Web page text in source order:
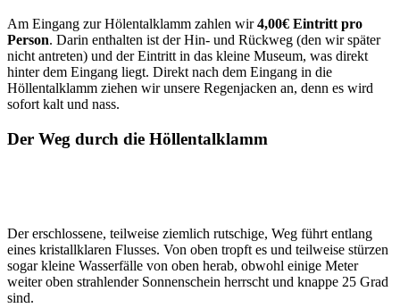
Am Eingang zur Hölentalklamm zahlen wir4,00€ Eintritt pro
Person. Darin enthalten ist der Hin- und Rückweg (den wir später
nicht antreten) und der Eintritt in das kleine Museum, was direkt
hinter dem Eingang liegt. Direkt nach dem Eingang in die
Höllentalklamm ziehen wir unsere Regenjacken an, denn es wird
sofort kalt und nass.
Der Weg durch die Höllentalklamm
Der erschlossene, teilweise ziemlich rutschige, Weg führt entlang
eines kristallklaren Flusses. Von oben tropft es und teilweise stürzen
sogar kleine Wasserfälle von oben herab, obwohl einige Meter
weiter oben strahlender Sonnenschein herrscht und knappe 25 Grad
sind.